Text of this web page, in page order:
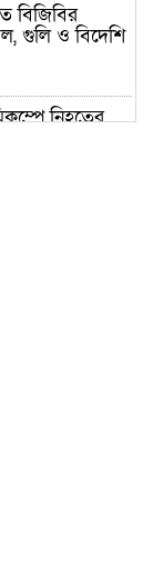
বিজিবির
গুলি ও বিদেশি
নিহতের
সঙ্কট